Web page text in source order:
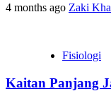
4 months ago Zaki
Fisiologi
Kaitan Panjang